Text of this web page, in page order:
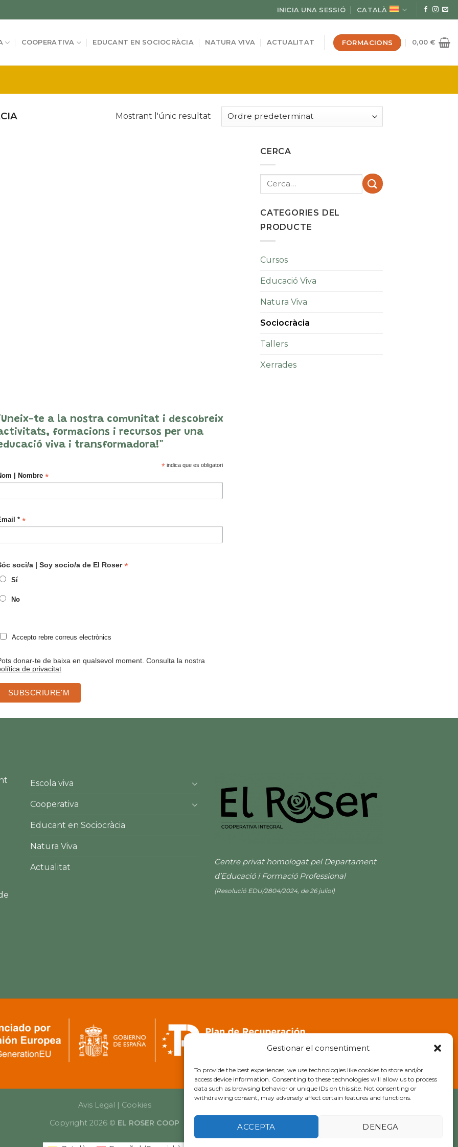
Gestionar el consentiment
To provide the best experiences, we use technologies like cookies to store and/or
access device information. Consenting to these technologies will allow us to process
data such as browsing behavior or unique IDs on this site. Not consenting or
withdrawing consent, may adversely affect certain features and functions.
ACCEPTA DENEGA
INICIA UNA SESSIÓ CATALÀ
COOPERATIVA EDUCANT EN SOCIOCRÀCIA NATURA VIVA ACTUALITAT FORMACIONS 0,00€
Mostrant l'únic resultat
CERCA
Cerca:
CATEGORIES DEL
PRODUCTE
Cursos
Educació Viva
Natura Viva
Sociocràcia
Tallers
Xerrades
te a la nostra comunitat i descobreix
formacions i recursos per una
viva i transformadora!"
*indica que es obligatori
| Nombre *
* *
soci/a | Soy socio/a de El Roser*
Sí
No
Accepto rebre correus electrònics
donar-te de baixa en qualsevol moment. Consulta la nostra
de privacitat
Escola viva
Cooperativa
Educant en Sociocràcia
Natura Viva
Actualitat
Centre privat homologat pel Departament
d’Educació i Formació Professional
(Resolució EDU/2804/2024, de 26 juliol)
Avis Legal | Cookies
Copyright 2026 © EL ROSER COOP